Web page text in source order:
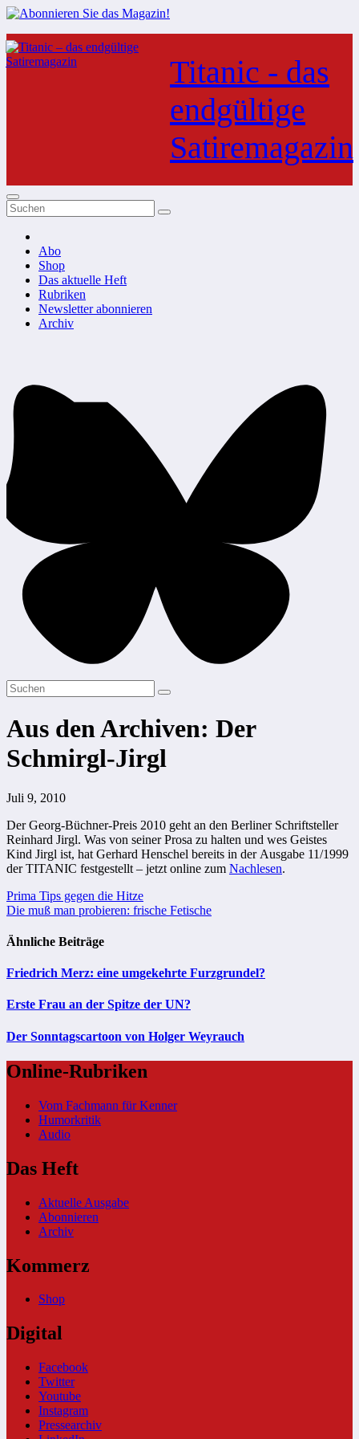
Zum
Inhalt
springen
Titanic - das
endgültige
Satiremagazin
Abo
Shop
Das aktuelle Heft
Rubriken
Newsletter abonnieren
Archiv
Aus den Archiven: Der
Schmirgl-Jirgl
Juli 9, 2010
Der Georg-Büchner-Preis 2010 geht an den Berliner Schriftsteller
Reinhard Jirgl. Was von seiner Prosa zu halten und wes Geistes
Kind Jirgl ist, hat Gerhard Henschel bereits in der Ausgabe 11/1999
der TITANIC festgestellt – jetzt online zum Nachlesen.
Beitragsnavigation
Prima Tips gegen die Hitze
Die muß man probieren: frische Fetische
Ähnliche Beiträge
Friedrich Merz: eine umgekehrte Furzgrundel?
Erste Frau an der Spitze der UN?
Der Sonntagscartoon von Holger Weyrauch
Online-Rubriken
Vom Fachmann für Kenner
Humorkritik
Audio
Das Heft
Aktuelle Ausgabe
Abonnieren
Archiv
Kommerz
Shop
Digital
Facebook
Twitter
Youtube
Instagram
Pressearchiv